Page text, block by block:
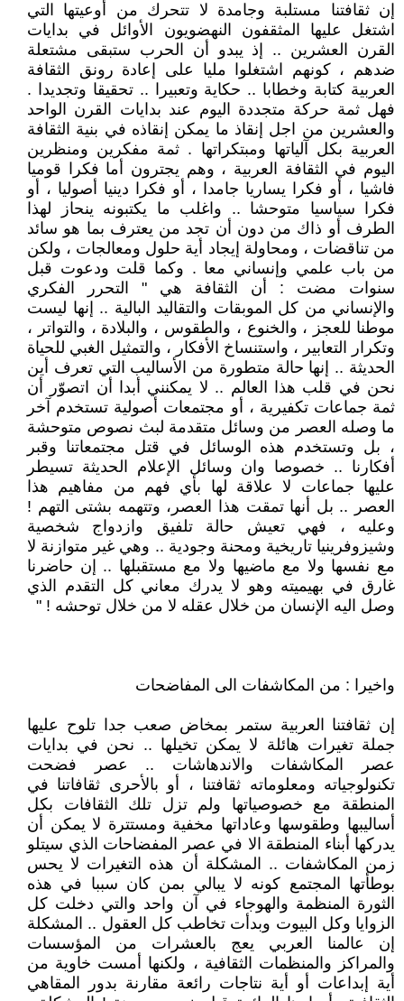
إن ثقافتنا مستلبة وجامدة لا تتحرك من أوعيتها التي
اشتغل عليها المثقفون النهضويون الأوائل في بدايات
القرن العشرين .. إذ يبدو أن الحرب ستبقى مشتعلة
ضدهم ، كونهم اشتغلوا مليا على إعادة رونق الثقافة
العربية كتابة وخطابا .. حكاية وتعبيرا .. تحقيقا وتجديدا .
فهل ثمة حركة متجددة اليوم عند بدايات القرن الواحد
والعشرين من اجل إنقاذ ما يمكن إنقاذه في بنية الثقافة
العربية بكل آلياتها ومبتكراتها . ثمة مفكرين ومنظرين
اليوم في الثقافة العربية ، وهم يجترون أما فكرا قوميا
فاشيا ، أو فكرا يساريا جامدا ، أو فكرا دينيا أصوليا ، أو
فكرا سياسيا متوحشا .. واغلب ما يكتبونه ينحاز لهذا
الطرف أو ذاك من دون أن تجد من يعترف بما هو سائد
من تناقضات ، ومحاولة إيجاد أية حلول ومعالجات ، ولكن
من باب علمي وإنساني معا . وكما قلت ودعوت قبل
سنوات مضت : أن الثقافة هي " التحرر الفكري
والإنساني من كل الموبقات والتقاليد البالية .. إنها ليست
موطنا للعجز ، والخنوع ، والطقوس ، والبلادة ، والتواتر ،
وتكرار التعابير ، واستنساخ الأفكار ، والتمثيل الغبي للحياة
الحديثة .. إنها حالة متطورة من الأساليب التي تعرف أين
نحن في قلب هذا العالم .. لا يمكنني أبدا أن اتصوّر أن
ثمة جماعات تكفيرية ، أو مجتمعات أصولية تستخدم آخر
ما وصله العصر من وسائل متقدمة لبث نصوص متوحشة
، بل وتستخدم هذه الوسائل في قتل مجتمعاتنا وقبر
أفكارنا .. خصوصا وان وسائل الإعلام الحديثة تسيطر
عليها جماعات لا علاقة لها بأي فهم من مفاهيم هذا
العصر .. بل أنها تمقت هذا العصر، وتتهمه بشتى التهم !
وعليه ، فهي تعيش حالة تلفيق وازدواج شخصية
وشيزوفرينيا تاريخية ومحنة وجودية .. وهي غير متوازنة لا
مع نفسها ولا مع ماضيها ولا مع مستقبلها .. إن حاضرنا
غارق في بهيميته وهو لا يدرك معاني كل التقدم الذي
وصل اليه الإنسان من خلال عقله لا من خلال توحشه ! "
واخيرا : من المكاشفات الى المفاضحات
إن ثقافتنا العربية ستمر بمخاض صعب جدا تلوح عليها
جملة تغيرات هائلة لا يمكن تخيلها .. نحن في بدايات
عصر المكاشفات والاندهاشات .. عصر فضحت
تكنولوجياته ومعلوماته ثقافتنا ، أو بالأحرى ثقافاتنا في
المنطقة مع خصوصياتها ولم تزل تلك الثقافات بكل
أساليبها وطقوسها وعاداتها مخفية ومستترة لا يمكن أن
يدركها أبناء المنطقة الا في عصر المفضاحات الذي سيتلو
زمن المكاشفات .. المشكلة أن هذه التغيرات لا يحس
بوطأتها المجتمع كونه لا يبالي بمن كان سببا في هذه
الثورة المنظمة والهوجاء في آن واحد والتي دخلت كل
الزوايا وكل البيوت وبدأت تخاطب كل العقول .. المشكلة
إن عالمنا العربي يعج بالعشرات من المؤسسات
والمراكز والمنظمات الثقافية ، ولكنها أمست خاوية من
أية إبداعات أو أية نتاجات رائعة مقارنة بدور المقاهي